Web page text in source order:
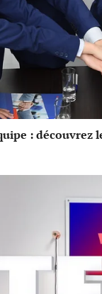
: découvrez